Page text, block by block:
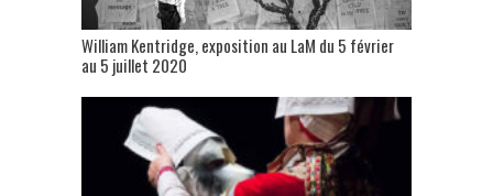
William Kentridge, exposition au LaM du 5 février
au 5 juillet 2020